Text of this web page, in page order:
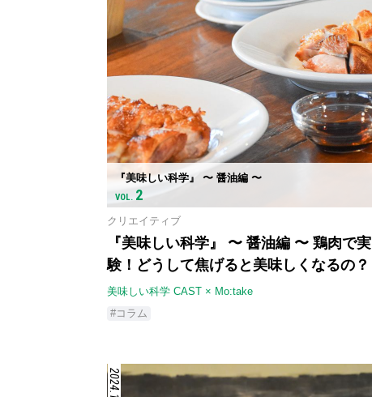
『美味しい科学』 〜 醤油編 〜
VOL. 2
クリエイティブ
『美味しい科学』 〜 醤油編 〜 鶏肉で実
験！どうして焦げると美味しくなるの？
美味しい科学 CAST × Mo:take
#コラム